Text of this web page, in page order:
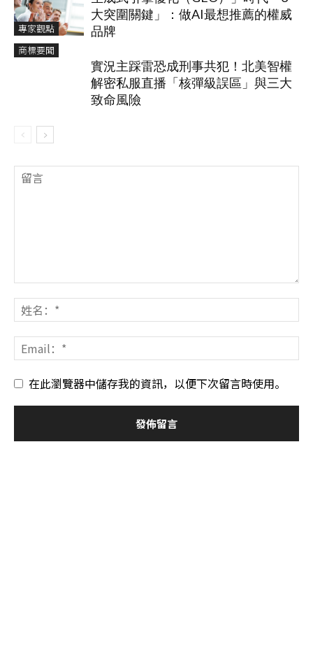
專家觀點
大突圍關鍵」：做AI最想推薦的權威
品牌
商標要聞
實況主踩雷恐成刑事共犯！北美智權
解密私服直播「核彈級誤區」與三大
致命風險
在此瀏覽器中儲存我的資訊，以便下次留言時使用。